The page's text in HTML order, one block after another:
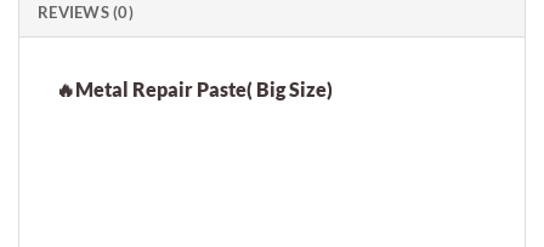
REVIEWS (0)
🔥Metal Repair Paste( Big Size)